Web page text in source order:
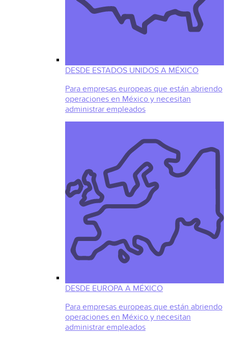
DESDE ESTADOS UNIDOS A MÉXICO
Para empresas europeas que están abriendo
operaciones en México y necesitan
administrar empleados
DESDE EUROPA A MÉXICO
Para empresas europeas que están abriendo
operaciones en México y necesitan
administrar empleados